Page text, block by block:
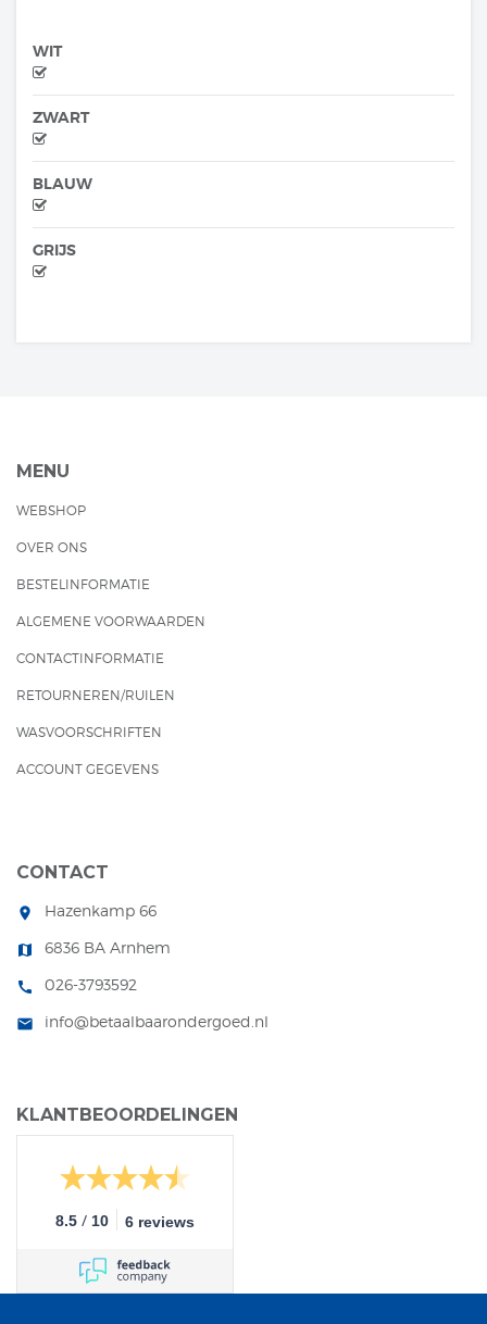
WIT
ZWART
BLAUW
GRIJS
MENU
WEBSHOP
OVER ONS
BESTELINFORMATIE
ALGEMENE VOORWAARDEN
CONTACTINFORMATIE
RETOURNEREN/RUILEN
WASVOORSCHRIFTEN
ACCOUNT GEGEVENS
CONTACT
room Hazenkamp 66
map 6836 BA Arnhem
call 026-3793592
mail info@betaalbaarondergoed.nl
KLANTBEOORDELINGEN
8.5 / 10 6 reviews